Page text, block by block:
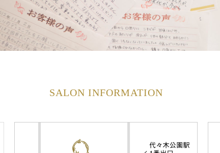
SALON INFORMATION